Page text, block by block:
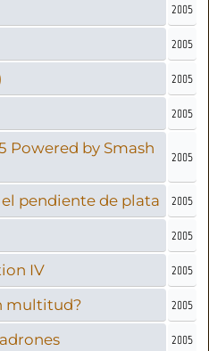
2005
2005
2005
2005
Powered by Smash
2005
pendiente de plata 2005
2005
IV 2005
multitud? 2005
2005